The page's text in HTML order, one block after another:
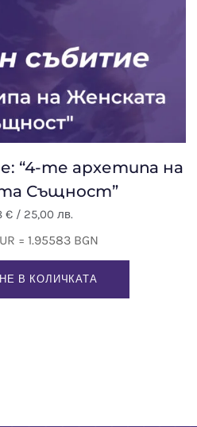
“4-те архетипа на
Същност”
€ / 25,00 лв.
= 1.95583 BGN
В КОЛИЧКАТА